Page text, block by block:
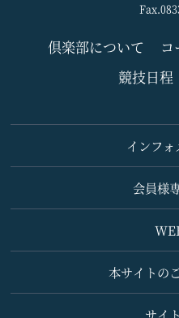
倶楽部について
競技日程
インフ
会員様
本サイトの
サイ